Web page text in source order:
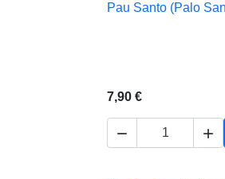
 Vista
Pau Santo (Palo
7,90 €
 